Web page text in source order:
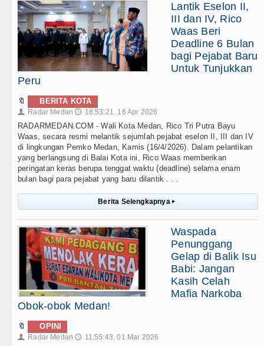
Lantik Eselon II,
III dan IV, Rico
Waas Beri
Deadline 6 Bulan
bagi Pejabat Baru
Untuk Tunjukkan
Peru
🔖 BERITA KOTA
👤 Radar Medan 🕔 18:53:21, 16 Apr 2026
RADARMEDAN.COM - Wali Kota Medan, Rico Tri Putra Bayu
Waas, secara resmi melantik sejumlah pejabat eselon II, III dan IV
di lingkungan Pemko Medan, Kamis (16/4/2026). Dalam pelantikan
yang berlangsung di Balai Kota ini, Rico Waas memberikan
peringatan keras berupa tenggat waktu (deadline) selama enam
bulan bagi para pejabat yang baru dilantik . . .
Berita Selengkapnya ▸
Waspada
Penunggang
Gelap di Balik Isu
Babi: Jangan
Kasih Celah
Mafia Narkoba
Obok-obok Medan!
🔖 OPINI
👤 Radar Medan 🕔 11:55:43, 01 Mar 2026